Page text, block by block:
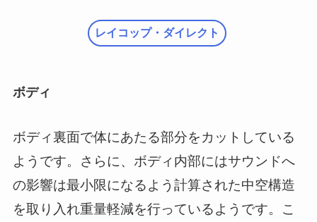
レイコップ・ダイレクト
ボディ
ボディ裏面で体にあたる部分をカットしている
ようです。さらに、ボディ内部にはサウンドへ
の影響は最小限になるよう計算された中空構造
を取り入れ重量軽減を行っているようです。こ